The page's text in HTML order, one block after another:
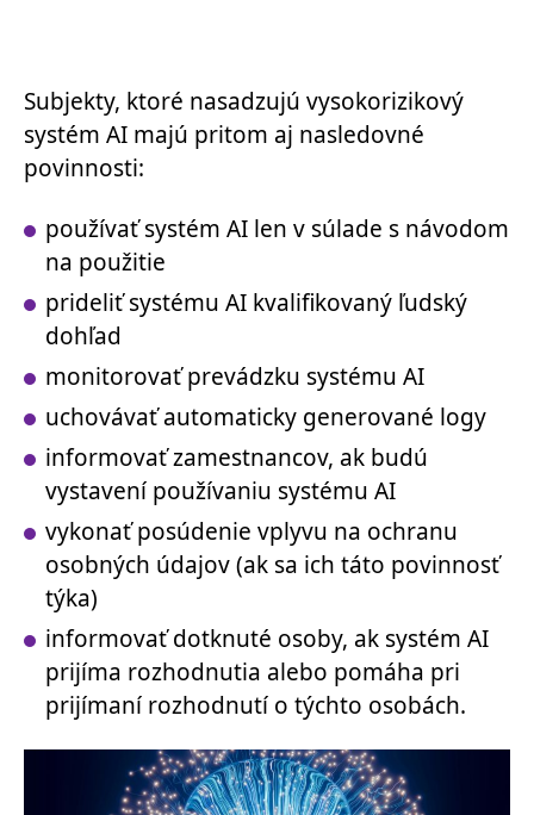
Subjekty, ktoré nasadzujú vysokorizikový
systém AI majú pritom aj nasledovné
povinnosti:
používať systém AI len v súlade s návodom
na použitie
prideliť systému AI kvalifikovaný ľudský
dohľad
monitorovať prevádzku systému AI
uchovávať automaticky generované logy
informovať zamestnancov, ak budú
vystavení používaniu systému AI
vykonať posúdenie vplyvu na ochranu
osobných údajov (ak sa ich táto povinnosť
týka)
informovať dotknuté osoby, ak systém AI
prijíma rozhodnutia alebo pomáha pri
prijímaní rozhodnutí o týchto osobách.